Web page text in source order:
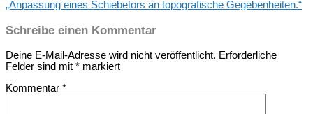
„Anpassung eines Schiebetors an topografische Gegebenheiten.“
Schreibe einen Kommentar
Deine E-Mail-Adresse wird nicht veröffentlicht. Erforderliche
Felder sind mit * markiert
Kommentar *